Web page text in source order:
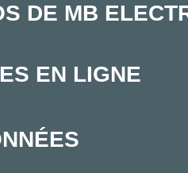
DE MB
EN LIGNE